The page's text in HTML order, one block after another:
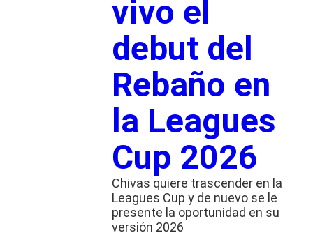
vivo el
debut del
Rebaño en
la Leagues
Cup 2026
Chivas quiere trascender en la
Leagues Cup y de nuevo se le
presente la oportunidad en su
versión 2026